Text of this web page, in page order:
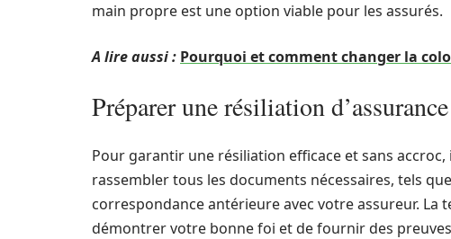
main propre est une option viable pour les assurés.
A lire aussi : Pourquoi et comment changer la
Préparer une résiliation
Pour garantir une résiliation efficace et sans
rassembler tous les documents nécessaires, tels
correspondance antérieure avec votre assureur.
démontrer votre bonne foi et de fournir des